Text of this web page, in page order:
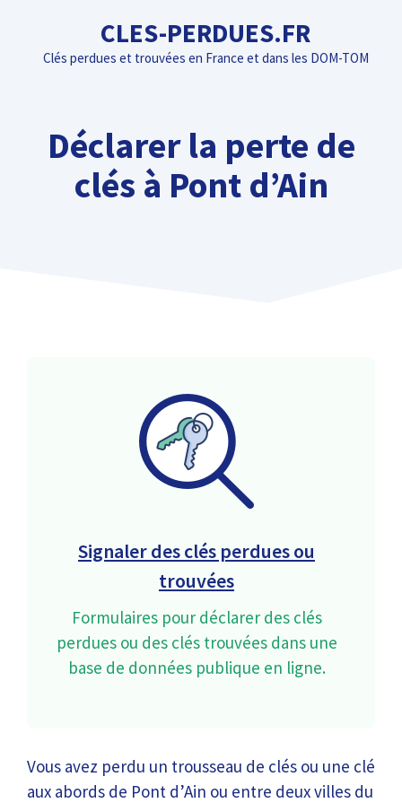
contenu
CLES-PERDUES.FR
Clés perdues et trouvées en France et dans les DOM-TOM
Déclarer la perte de
clés à Pont d’Ain
Signaler des clés perdues ou
trouvées
Formulaires pour déclarer des clés
perdues ou des clés trouvées dans une
base de données publique en ligne.
Vous avez perdu un trousseau de clés ou une clé
aux abords de Pont d’Ain ou entre deux villes du